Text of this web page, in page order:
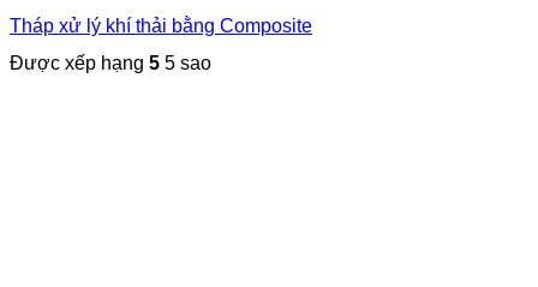
Tháp xử lý khí thải bằng Composite
Được xếp hạng 5 5 sao